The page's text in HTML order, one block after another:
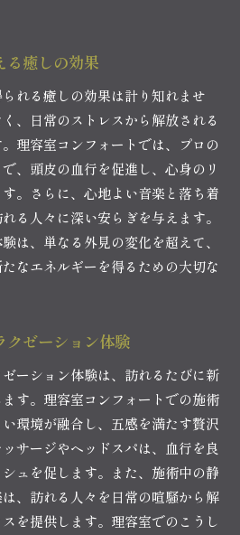
る癒しの効果
れる癒しの効果は計り知れませ
、日常のストレスから解放される
理容室コンフォートでは、プロの
、頭皮の血行を促進し、心身のリ
。さらに、心地よい音楽と落ち着
る人々に深い安らぎを与えます。
は、単なる外見の変化を超えて、
なエネルギーを得るための大切な
クゼーション体験
ーション体験は、訪れるたびに新
す。理容室コンフォートでの施術
環境が融合し、五感を満たす贅沢
サージやヘッドスパは、血行を良
ュを促します。また、施術中の静
、訪れる人々を日常の喧騒から解
を提供します。理容室でのこうし